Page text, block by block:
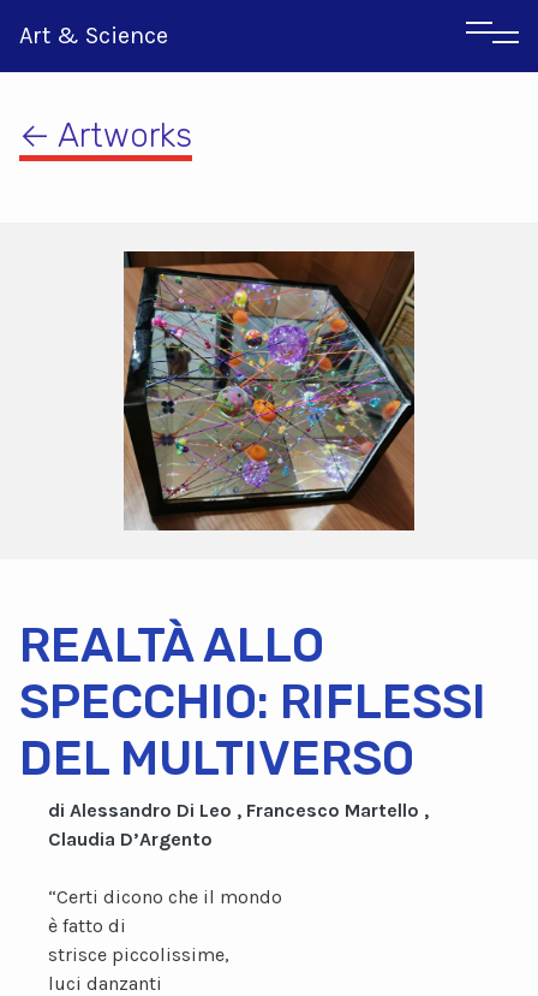
Art & Science
Ιταλικα
← Artworks
REALTÀ ALLO
SPECCHIO: RIFLESSI
DEL MULTIVERSO
di Alessandro Di Leo , Francesco Martello ,
Claudia D’Argento
“Certi dicono che il mondo
è fatto di
strisce piccolissime,
luci danzanti